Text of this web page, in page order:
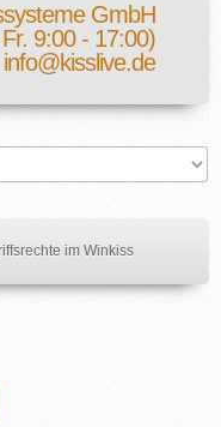
GmbH
9:00 - 17:00)
info@kisslive.de
im Winkiss